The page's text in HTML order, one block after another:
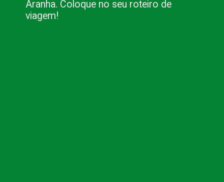
Aranha. Coloque no seu roteiro de
viagem!